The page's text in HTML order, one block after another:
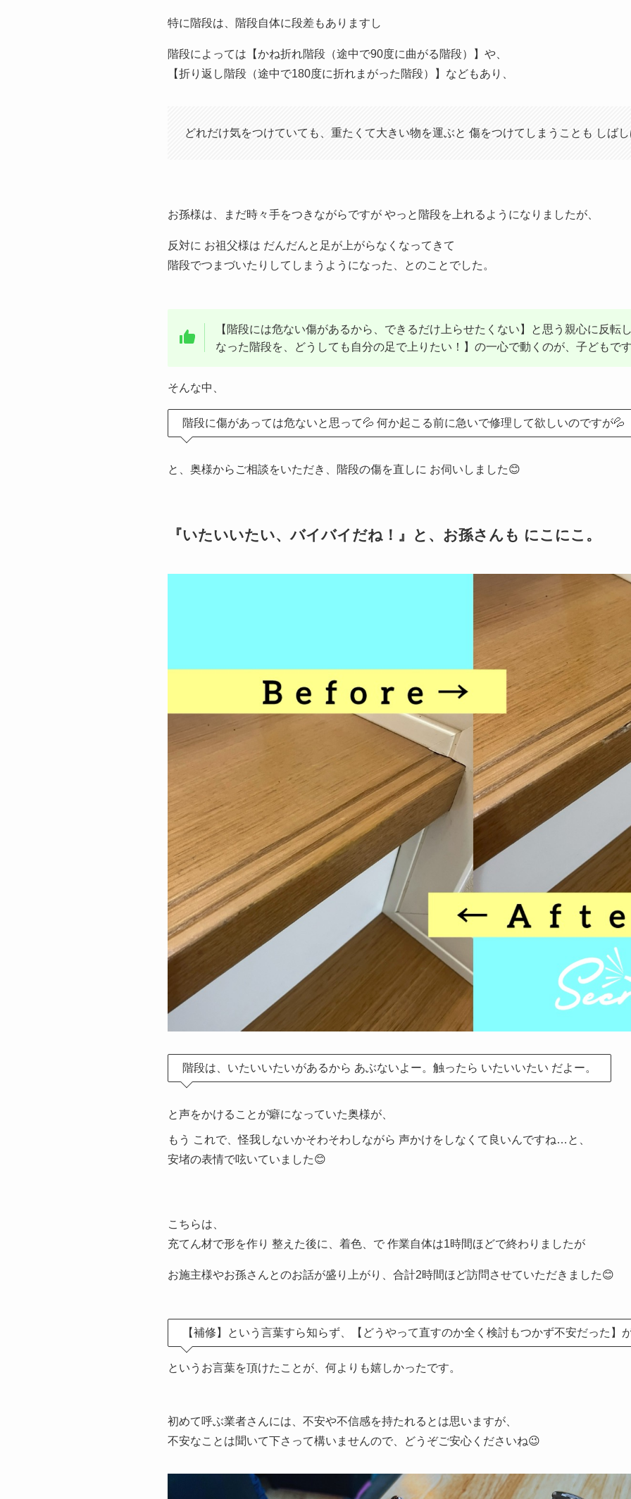
特に階段は、階段自体に段差もありますし
階段によっては【かね折れ階段（途中で90度に曲がる階段）】や、
【折り返し階段（途中で180度に折れまがった階段）】などもあり、
どれだけ気をつけていても、重たくて大きい物を運ぶと 傷をつけてしまうことも しば
お孫様は、まだ時々手をつきながらですが やっと階段を上れるようになりましたが、
反対に お祖父様は だんだんと足が上がらなくなってきて
階段でつまづいたりしてしまうようになった、とのことでした。
【階段には危ない傷があるから、できるだけ上らせたくない】と思う親心に反転
なった階段を、どうしても自分の足で上りたい！】の一心で動くのが、子どもで
そんな中、
階段に傷があっては危ないと思って💦 何か起こる前に急いで修理して欲しいのですが💦
と、奥様からご相談をいただき、階段の傷を直しに お伺いしました😊
『いたいいたい、バイバイだね！』と、お孫さんも にこにこ。
階段は、いたいいたいがあるから あぶないよー。触ったら いたいいたい だよー。
と声をかけることが癖になっていた奥様が、
もう これで、怪我しないかそわそわしながら 声かけをしなくて良いんですね…と、
安堵の表情で呟いていました😊
こちらは、
充てん材で形を作り 整えた後に、着色、で 作業自体は1時間ほどで終わりましたが
お施主様やお孫さんとのお話が盛り上がり、合計2時間ほど訪問させていただきました😊
【補修】という言葉すら知らず、【どうやって直すのか全く検討もつかず不安だった】
というお言葉を頂けたことが、何よりも嬉しかったです。
初めて呼ぶ業者さんには、不安や不信感を持たれるとは思いますが、
不安なことは聞いて下さって構いませんので、どうぞご安心くださいね😉